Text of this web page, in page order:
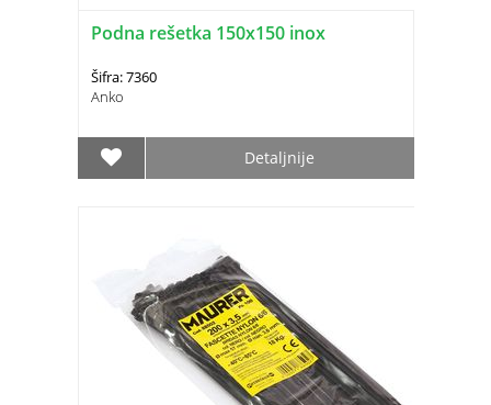
Podna rešetka 150x150 inox
Šifra: 7360
Anko
Detaljnije